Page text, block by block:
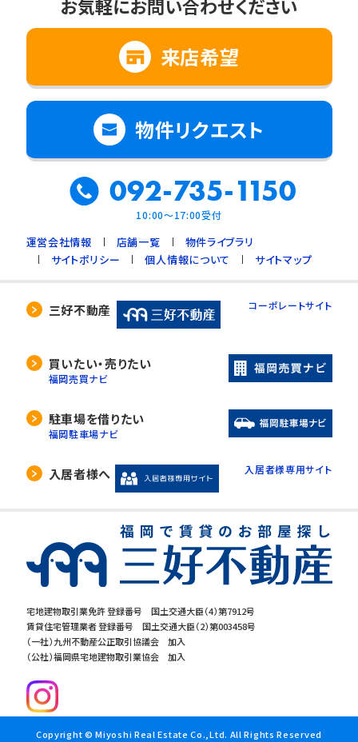
宅地建物取引業免許 登録番号 国土交通大臣（4）第7912号
賃貸住宅管理業者 登録番号 国土交通大臣（2）第003458号
（一社）九州不動産公正取引協議会 加入
（公社）福岡県宅地建物取引業協会 加入
お気軽にお問い合わせください
来店希望
物件リクエスト
092-735-1150
10:00～17:00受付
運営会社情報 店舗一覧
物件ライブラリ
サイトポリシー
個人情報について サイトマップ
三好不動産 コーポレートサイト
買いたい・売りたい
福岡売買ナビ
駐車場を借りたい
福岡駐車場ナビ
入居者様へ 入居者様専用サイト
Copyright © Miyoshi Real Estate Co.,Ltd. All Rights Reserved